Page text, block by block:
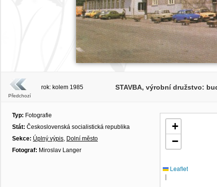
Předchozí
rok: kolem 1985 STAVBA, výrobní družstvo:
Typ: Fotografie
Stát: Československá socialistická republika
Sekce: Úplný výpis, Dolní město
Fotograf: Miroslav Langer
+
−
Leaflet
|